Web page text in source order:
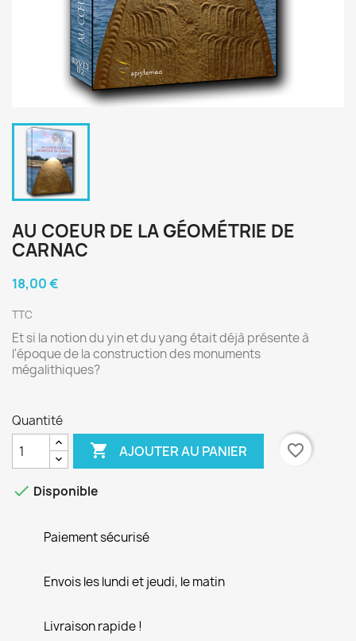
AU COEUR DE LA GÉOMÉTRIE DE
CARNAC
18,00 €
TTC
Et si la notion du yin et du yang était déjà présente à
l'époque de la construction des monuments
mégalithiques?
Quantité
 AJOUTER AU PANIER favorite_border
 Disponible
Paiement sécurisé
Envois les lundi et jeudi, le matin
Livraison rapide !